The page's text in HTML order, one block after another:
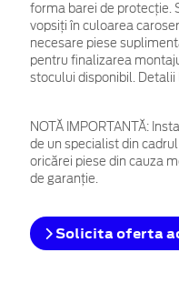
forma barei de protecţie.
vopsiţi în culoarea
necesare piese
pentru finalizarea
stocului disponibil. Detalii
NOTĂ IMPORTANTĂ:
de un specialist din
oricărei piese din cauza
de garanţie.
Solicita oferta